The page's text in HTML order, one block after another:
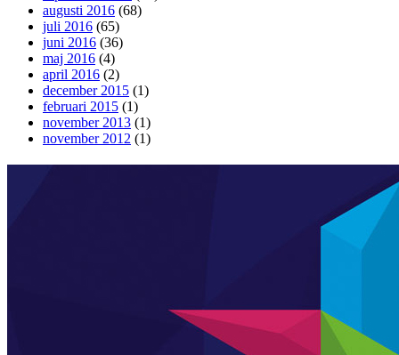
augusti 2016 (68)
juli 2016 (65)
juni 2016 (36)
maj 2016 (4)
april 2016 (2)
december 2015 (1)
februari 2015 (1)
november 2013 (1)
november 2012 (1)